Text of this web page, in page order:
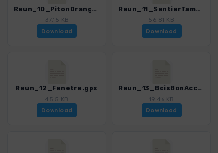
Reun_10_PitonOrangers.gpx
37.15 KB
Download
Reun_11_SentierTamarins.gpx
56.81 KB
Download
Reun_12_Fenetre.gpx
45.5 KB
Download
Reun_13_BoisBonAccueil.gpx
19.46 KB
Download